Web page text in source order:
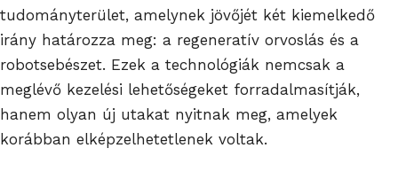
tudományterület, amelynek jövőjét két kiemelkedő
irány határozza meg: a regeneratív orvoslás és a
robotsebészet. Ezek a technológiák nemcsak a
meglévő kezelési lehetőségeket forradalmasítják,
hanem olyan új utakat nyitnak meg, amelyek
korábban elképzelhetetlenek voltak.